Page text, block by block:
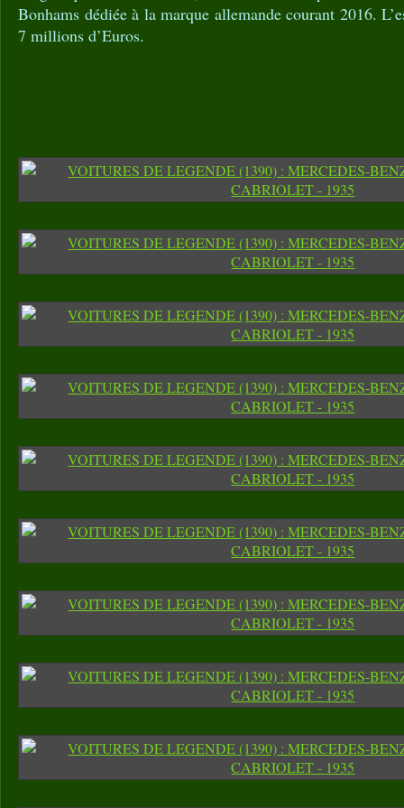
Bonhams dédiée à la marque allemande courant 2016.
7 millions d’Euros.